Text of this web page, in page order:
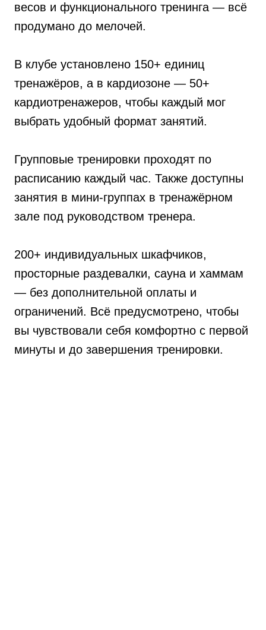
весов и функционального тренинга — всё
продумано до мелочей.
В клубе установлено 150+ единиц
тренажёров, а в кардиозоне — 50+
кардиотренажеров, чтобы каждый мог
выбрать удобный формат занятий.
Групповые тренировки проходят по
расписанию каждый час. Также доступны
занятия в мини-группах в тренажёрном
зале под руководством тренера.
200+ индивидуальных шкафчиков,
просторные раздевалки, сауна и хаммам
— без дополнительной оплаты и
ограничений. Всё предусмотрено, чтобы
вы чувствовали себя комфортно с первой
минуты и до завершения тренировки.